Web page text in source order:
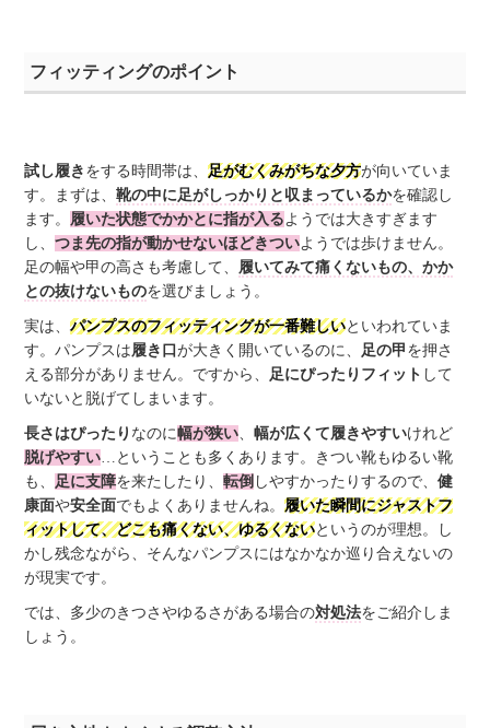
フィッティングのポイント
試し履き をする時間帯は、足がむくみがちな夕方が向いていま
す。まずは、靴の中に足がしっかりと収まっているかを確認し
ます。 履いた状態でかかとに指が入る ようでは大きすぎます
し、つま先の指が動かせないほどきついようでは歩けません。
足の幅や甲の高さも考慮して、 履いてみて痛くないもの、かか
との抜けないものを選びましょう。
実は、パンプスのフィッティングが一番難しいといわれていま
す。パンプスは履き口が大きく開いているのに、 足の甲 を押さ
える部分がありません。ですから、
足にぴったりフィット して
いないと脱げてしまいます。
長さはぴったり なのに幅が狭い 、幅が広くて履きやすいけれど
脱げやすい …ということも多くあります。きつい靴もゆるい靴
も、
足に支障を来たしたり、転倒 しやすかったりするので、健
康面や安全面でもよくありませんね。履いた瞬間にジャストフ
ィットして、どこも痛くない、ゆるくないというのが理想。し
かし残念ながら、そんなパンプスにはなかなか巡り合えないの
が現実です。
では、多少のきつさやゆるさがある場合の対処法をご紹介しま
しょう。